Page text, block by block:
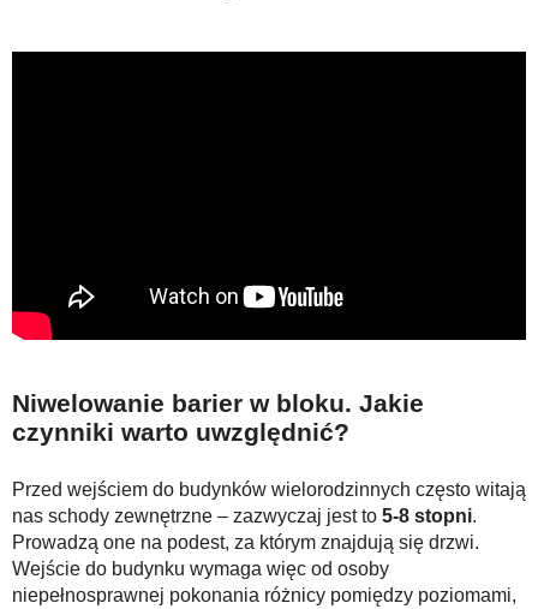
Niwelowanie barier w bloku. Jakie
czynniki warto uwzględnić?
Przed wejściem do budynków wielorodzinnych często witają
nas schody zewnętrzne – zazwyczaj jest to 5-8 stopni.
Prowadzą one na podest, za którym znajdują się drzwi.
Wejście do budynku wymaga więc od osoby
niepełnosprawnej pokonania różnicy pomiędzy poziomami,